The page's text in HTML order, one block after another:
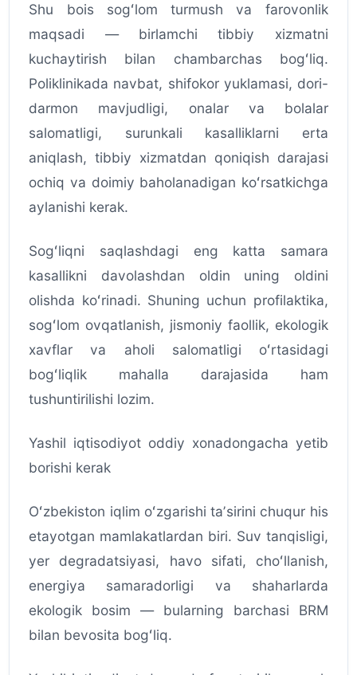
Shu bois sogʻlom turmush va farovonlik
maqsadi — birlamchi tibbiy xizmatni
kuchaytirish bilan chambarchas bogʻliq.
Poliklinikada navbat, shifokor yuklamasi, dori-
darmon mavjudligi, onalar va bolalar
salomatligi, surunkali kasalliklarni erta
aniqlash, tibbiy xizmatdan qoniqish darajasi
ochiq va doimiy baholanadigan koʻrsatkichga
aylanishi kerak.
Sogʻliqni saqlashdagi eng katta samara
kasallikni davolashdan oldin uning oldini
olishda koʻrinadi. Shuning uchun profilaktika,
sogʻlom ovqatlanish, jismoniy faollik, ekologik
xavflar va aholi salomatligi oʻrtasidagi
bogʻliqlik mahalla darajasida ham
tushuntirilishi lozim.
Yashil iqtisodiyot oddiy xonadongacha yetib
borishi kerak
Oʻzbekiston iqlim oʻzgarishi taʼsirini chuqur his
etayotgan mamlakatlardan biri. Suv tanqisligi,
yer degradatsiyasi, havo sifati, choʻllanish,
energiya samaradorligi va shaharlarda
ekologik bosim — bularning barchasi BRM
bilan bevosita bogʻliq.